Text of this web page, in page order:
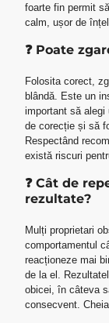
foarte fin permit
calm, ușor de
❓ Poate
Folosita corect,
blândă. Este un
important să
de corecție și să
Respectând
există riscuri
❓ Cât de
rezultate?
Mulți proprietari
comportamentul
reacționeze mai
de la el.
obicei, în câteva
consecvent.